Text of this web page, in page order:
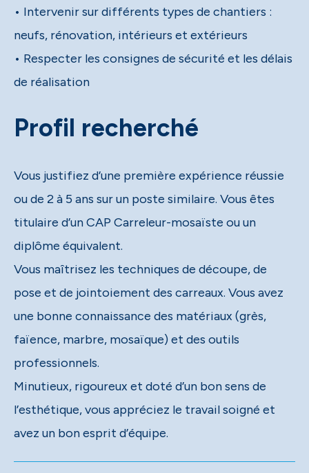
• Intervenir sur différents types de chantiers :
neufs, rénovation, intérieurs et extérieurs
• Respecter les consignes de sécurité et les délais
de réalisation
Profil recherché
Vous justifiez d’une première expérience réussie
ou de 2 à 5 ans sur un poste similaire. Vous êtes
titulaire d’un CAP Carreleur-mosaïste ou un
diplôme équivalent.
Vous maîtrisez les techniques de découpe, de
pose et de jointoiement des carreaux. Vous avez
une bonne connaissance des matériaux (grès,
faïence, marbre, mosaïque) et des outils
professionnels.
Minutieux, rigoureux et doté d’un bon sens de
l’esthétique, vous appréciez le travail soigné et
avez un bon esprit d’équipe.